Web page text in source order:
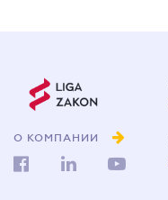
О КОМПАНИИ